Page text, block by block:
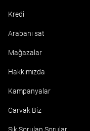
Kredi
Arabanı sat
Mağazalar
Hakkımızda
Kampanyalar
Carvak Biz